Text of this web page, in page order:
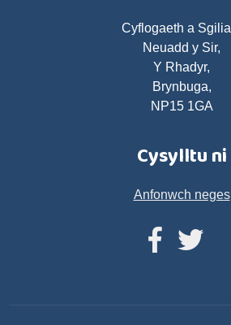
Cyflogaeth a
Neuadd y Sir,
Y Rhadyr,
Brynbuga,
NP15 1GA
Cysylltu ni
Anfonwch neges